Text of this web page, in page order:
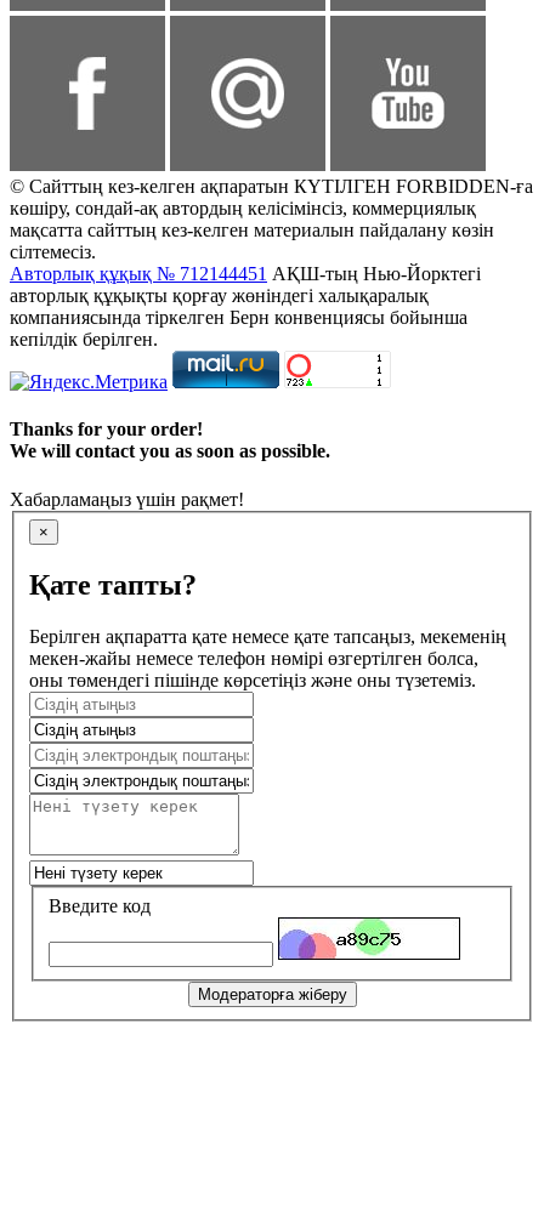
© Сайттың кез-келген ақпаратын КҮТІЛГЕН FORBIDDEN-ға
көшіру, сондай-ақ автордың келісімінсіз, коммерциялық
мақсатта сайттың кез-келген материалын пайдалану көзін
сілтемесіз.
Авторлық құқық № 712144451 АҚШ-тың Нью-Йорктегі
авторлық құқықты қорғау жөніндегі халықаралық
компаниясында тіркелген Берн конвенциясы бойынша
кепілдік берілген.
Thanks for your order!
We will contact you as soon as possible.
Хабарламаңыз үшін рақмет!
×
Қате тапты?
Берілген ақпаратта қате немесе қате тапсаңыз, мекеменің
мекен-жайы немесе телефон нөмірі өзгертілген болса,
оны төмендегі пішінде көрсетіңіз және оны түзетеміз.
Введите код
Модераторға жіберу